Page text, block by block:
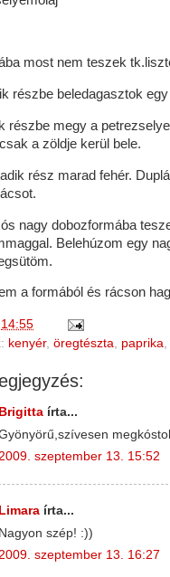
most nem teszek
részbe beledagasztok
részbe megy a
a zöldje kerül bele.
rész marad fehér.
nagy dobozformába
Belehúzom egy
a formából és rácson
14:55
kenyér, öregtészta, paprika,
Brigitta írta...
szeptember 13. 15:52
Limara írta...
Nagyon szép! :))
szeptember 13. 16:27